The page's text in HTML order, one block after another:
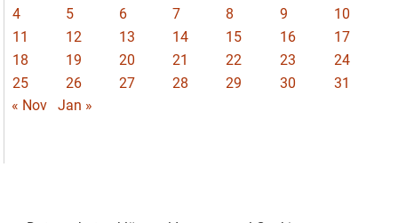
4
5 6 7 8 9
10
11
12 13 14 15 16
17
18
19 20 21 22 23
24
25
26 27 28 29 30
31
« Nov
Jan »